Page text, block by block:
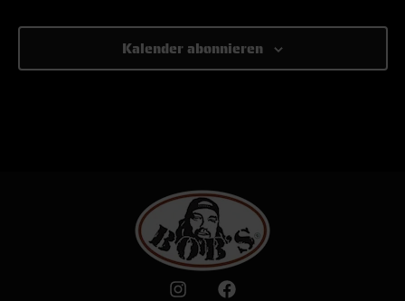
Kalender abonnieren